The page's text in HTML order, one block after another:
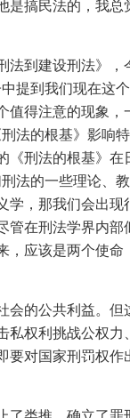
是搞民法的，我总
到建设刑法》，
提到我们现在这
值得注意的现象，
法的根基》影响
《刑法的根基》在
法的一些理论、
学，那我们会出现
在刑法学界内部
应该是两个使命
会的公共利益。但
私权利挑战公权力
要对国家刑罚权作